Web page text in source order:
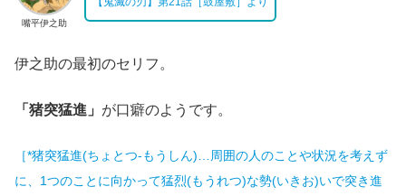
嘴平伊之助
伊之助の最初のセリフ。
「猪突猛進」 が口癖のようです。
［*猪突猛進(ちょとつ‐もうしん)…周囲の人のことや状況を考えず
に、1つのことに向かって猛烈(もうれつ)な勢(いきお)いで突き進